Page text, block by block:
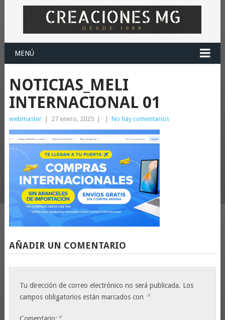
MENÚ
NOTICIAS_MELI
INTERNACIONAL 01
webmaster 27 enero, 2025 No hay comentarios
AÑADIR UN COMENTARIO
Tu dirección de correo electrónico no será publicada. Los
campos obligatorios están marcados con *